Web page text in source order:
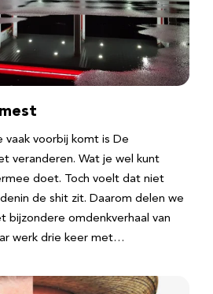
vaak voorbij komt is De
veranderen. Wat je wel kunt
doet. Toch voelt dat niet
de shit zit. Daarom delen we
bijzondere omdenkverhaal van
werk drie keer met…